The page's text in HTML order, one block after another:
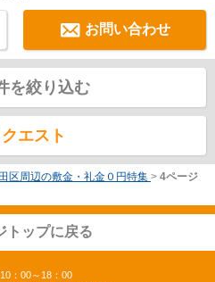
お問い合わせ
を絞り込む
エスト
区周辺の敷金・礼金０円特集 > 4ページ
トップに戻る
：00～18：00